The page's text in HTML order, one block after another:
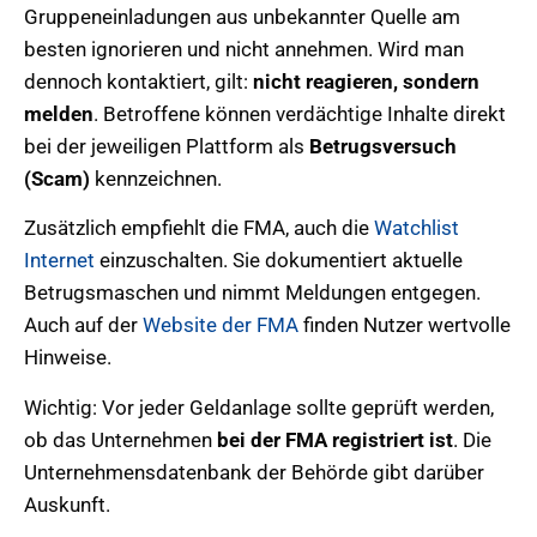
Gruppeneinladungen aus unbekannter Quelle am
besten ignorieren und nicht annehmen. Wird man
dennoch kontaktiert, gilt: nicht reagieren, sondern
melden. Betroffene können verdächtige Inhalte direkt
bei der jeweiligen Plattform als Betrugsversuch
(Scam) kennzeichnen.
Zusätzlich empfiehlt die FMA, auch die Watchlist
Internet einzuschalten. Sie dokumentiert aktuelle
Betrugsmaschen und nimmt Meldungen entgegen.
Auch auf der Website der FMA finden Nutzer wertvolle
Hinweise.
Wichtig: Vor jeder Geldanlage sollte geprüft werden,
ob das Unternehmen bei der FMA registriert ist. Die
Unternehmensdatenbank der Behörde gibt darüber
Auskunft.